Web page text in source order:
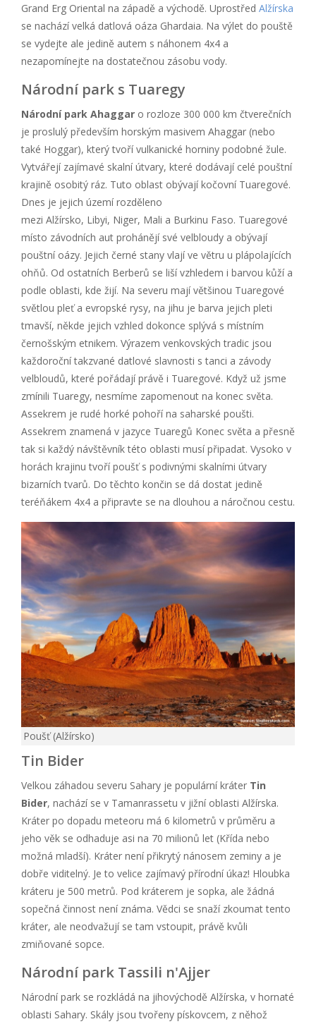
Grand Erg Oriental na západě a východě. Uprostřed Alžírska
se nachází velká datlová oáza Ghardaia. Na výlet do pouště
se vydejte ale jedině autem s náhonem 4x4 a
nezapomínejte na dostatečnou zásobu vody.
Národní park s Tuaregy
Národní park Ahaggar o rozloze 300 000 km čtverečních
je proslulý především horským masivem Ahaggar (nebo
také Hoggar), který tvoří vulkanické horniny podobné žule.
Vytvářejí zajímavé skalní útvary, které dodávají celé pouštní
krajině osobitý ráz. Tuto oblast obývají kočovní Tuaregové.
Dnes je jejich území rozděleno
mezi Alžírsko, Libyi, Niger, Mali a Burkinu Faso. Tuaregové
místo závodních aut prohánějí své velbloudy a obývají
pouštní oázy. Jejich černé stany vlají ve větru u plápolajících
ohňů. Od ostatních Berberů se liší vzhledem i barvou kůží a
podle oblasti, kde žijí. Na severu mají většinou Tuaregové
světlou pleť a evropské rysy, na jihu je barva jejich pleti
tmavší, někde jejich vzhled dokonce splývá s místním
černošským etnikem. Výrazem venkovských tradic jsou
každoroční takzvané datlové slavnosti s tanci a závody
velbloudů, které pořádají právě i Tuaregové. Když už jsme
zmínili Tuaregy, nesmíme zapomenout na konec světa.
Assekrem je rudé horké pohoří na saharské poušti.
Assekrem znamená v jazyce Tuaregů Konec světa a přesně
tak si každý návštěvník této oblasti musí připadat. Vysoko v
horách krajinu tvoří poušť s podivnými skalními útvary
bizarních tvarů. Do těchto končin se dá dostat jedině
teréňákem 4x4 a připravte se na dlouhou a náročnou cestu.
Poušť (Alžírsko)
Tin Bider
Velkou záhadou severu Sahary je populární kráter Tin
Bider, nachází se v Tamanrassetu v jižní oblasti Alžírska.
Kráter po dopadu meteoru má 6 kilometrů v průměru a
jeho věk se odhaduje asi na 70 milionů let (Křída nebo
možná mladší). Kráter není přikrytý nánosem zeminy a je
dobře viditelný. Je to velice zajímavý přírodní úkaz! Hloubka
kráteru je 500 metrů. Pod kráterem je sopka, ale žádná
sopečná činnost není známa. Vědci se snaží zkoumat tento
kráter, ale neodvažují se tam vstoupit, právě kvůli
zmiňované sopce.
Národní park Tassili n'Ajjer
Národní park se rozkládá na jihovýchodě Alžírska, v hornaté
oblasti Sahary. Skály jsou tvořeny pískovcem, z něhož